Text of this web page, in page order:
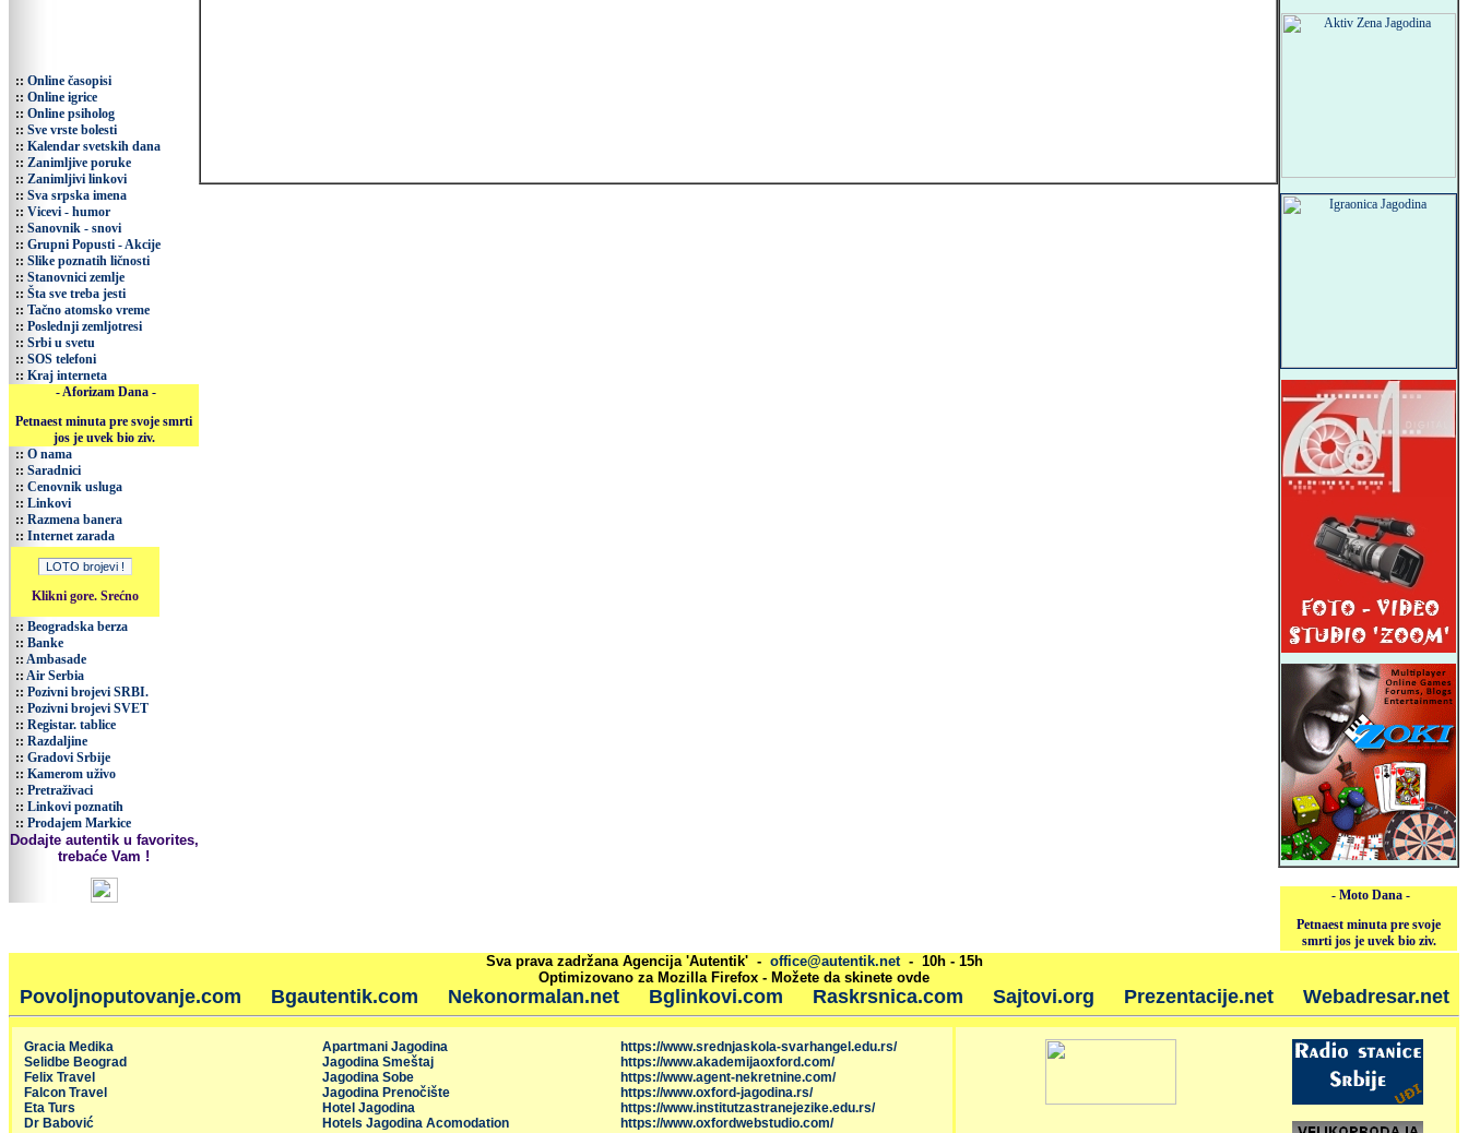
:: Online časopisi
:: Online igrice
:: Online psiholog
:: Sve vrste bolesti
:: Kalendar svetskih dana
:: Zanimljive poruke
:: Zanimljivi linkovi
:: Sva srpska imena
:: Vicevi - humor
:: Sanovnik - snovi
:: Grupni Popusti - Akcije
:: Slike poznatih ličnosti
:: Stanovnici zemlje
:: Šta sve treba jesti
:: Tačno atomsko vreme
:: Poslednji zemljotresi
:: Srbi u svetu
:: SOS telefoni
:: Kraj interneta
- Aforizam Dana -
Petnaest minuta pre svoje smrti
jos je uvek bio ziv.
:: O nama
:: Saradnici
:: Cenovnik usluga
:: Linkovi
:: Razmena banera
:: Internet zarada
Klikni gore. Srećno
:: Beogradska berza
:: Banke
:: Ambasade
:: Air Serbia
:: Pozivni brojevi SRBI.
:: Pozivni brojevi SVET
:: Registar. tablice
:: Razdaljine
:: Gradovi Srbije
:: Kamerom uživo
:: Pretraživaci
:: Linkovi poznatih
:: Prodajem Markice
Dodajte autentik u favorites,
trebaće Vam !
- Moto Dana -
Petnaest minuta pre svoje
smrti jos je uvek bio ziv.
Sva prava zadržana Agencija 'Autentik' - office@autentik.net- 10h - 15h
Optimizovano za Mozilla Firefox - Možete da skinete ovde
Povoljnoputovanje.com Bgautentik.com Nekonormalan.net Bglinkovi.com Raskrsnica.com Sajtovi.org Prezentacije.net Webadresar.net
Gracia Medika
Selidbe Beograd
Felix Travel
Falcon Travel
Eta Turs
Dr Babović
Apartmani Jagodina
Jagodina Smeštaj
Jagodina Sobe
Jagodina Prenočište
Hotel Jagodina
Hotels Jagodina Acomodation
https://www.srednjaskola-svarhangel.edu.rs/
https://www.akademijaoxford.com/
https://www.agent-nekretnine.com/
https://www.oxford-jagodina.rs/
https://www.institutzastranejezike.edu.rs/
https://www.oxfordwebstudio.com/